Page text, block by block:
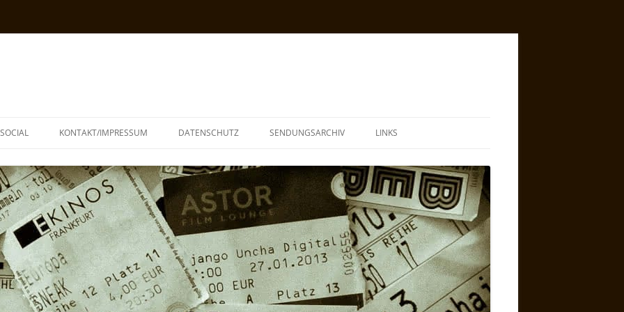
SOCIAL KONTAKT/IMPRESSUM DATENSCHUTZ SENDUNGSARCHIV LINKS